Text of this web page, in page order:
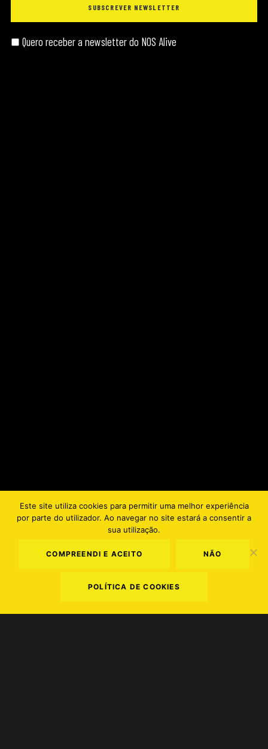
Quero receber a newsletter do NOS Alive
PT EN
Este site utiliza cookies para permitir uma melhor experiência
por parte do utilizador. Ao navegar no site estará a consentir a
sua utilização.
COMPREENDI E ACEITO NÃO
POLÍTICA DE COOKIES